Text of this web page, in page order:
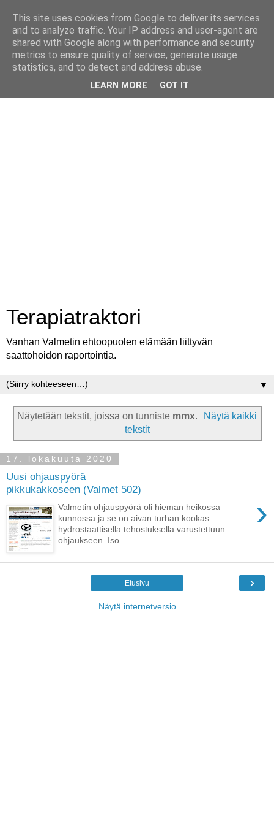
Terapiatraktori
Vanhan Valmetin ehtoopuolen elämään liittyvän
saattohoidon raportointia.
▼
Näytetään tekstit, joissa on tunniste mmx.
Näytä kaikki
tekstit
17. lokakuuta 2020
Uusi ohjauspyörä
pikkukakkoseen (Valmet 502)
›
Valmetin ohjauspyörä oli hieman heikossa
kunnossa ja se on aivan turhan kookas
hydrostaattisella tehostuksella varustettuun
ohjaukseen. Iso ...
›
Etusivu
Näytä internetversio
This site uses cookies from Google to deliver its services
and to analyze traffic. Your IP address and user-agent are
shared with Google along with performance and security
metrics to ensure quality of service, generate usage
statistics, and to detect and address abuse.
LEARN MORE GOT IT